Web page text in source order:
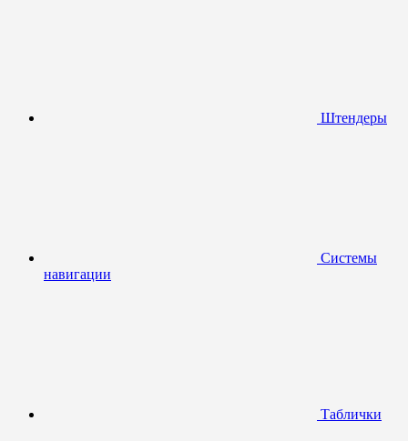
Штендеры
Системы
навигации
Таблички